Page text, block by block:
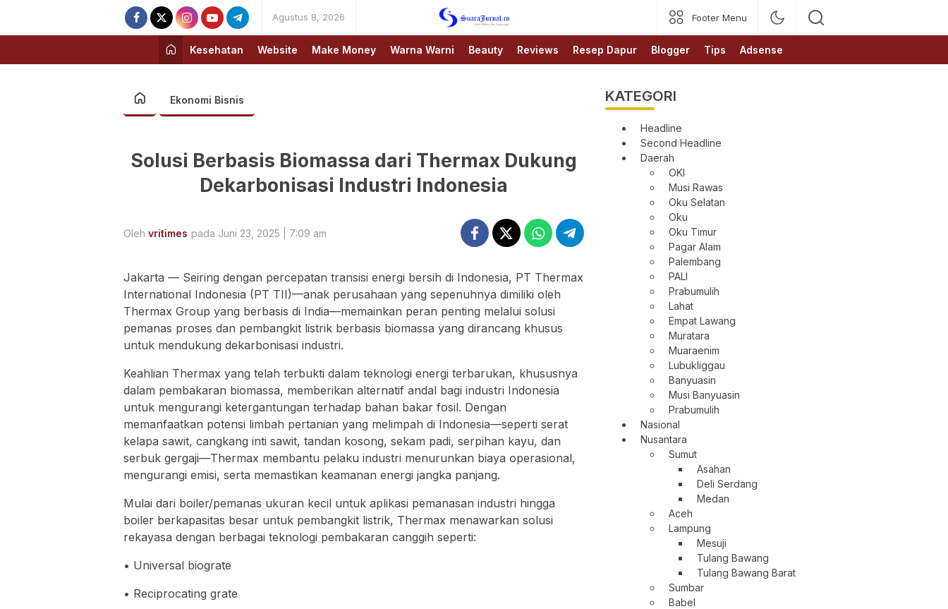
Agustus 8, 2026
SUARAJURNAL.CO
Footer Menu
Kesehatan Website Make Money Warna Warni Beauty Reviews Resep Dapur Blogger Tips Adsense
Ekonomi Bisnis
Solusi Berbasis Biomassa dari Thermax Dukung
Dekarbonisasi Industri Indonesia
Oleh vritimes pada Juni 23, 2025 | 7:09 am
Jakarta — Seiring dengan percepatan transisi energi bersih di Indonesia, PT Thermax
International Indonesia (PT TII)—anak perusahaan yang sepenuhnya dimiliki oleh
Thermax Group yang berbasis di India—memainkan peran penting melalui solusi
pemanas proses dan pembangkit listrik berbasis biomassa yang dirancang khusus
untuk mendukung dekarbonisasi industri.
Keahlian Thermax yang telah terbukti dalam teknologi energi terbarukan, khususnya
dalam pembakaran biomassa, memberikan alternatif andal bagi industri Indonesia
untuk mengurangi ketergantungan terhadap bahan bakar fosil. Dengan
memanfaatkan potensi limbah pertanian yang melimpah di Indonesia—seperti serat
kelapa sawit, cangkang inti sawit, tandan kosong, sekam padi, serpihan kayu, dan
serbuk gergaji—Thermax membantu pelaku industri menurunkan biaya operasional,
mengurangi emisi, serta memastikan keamanan energi jangka panjang.
Mulai dari boiler/pemanas ukuran kecil untuk aplikasi pemanasan industri hingga
boiler berkapasitas besar untuk pembangkit listrik, Thermax menawarkan solusi
rekayasa dengan berbagai teknologi pembakaran canggih seperti:
• Universal biograte
• Reciprocating grate
KATEGORI
Headline
Second Headline
Daerah
OKI
Musi Rawas
Oku Selatan
Oku
Oku Timur
Pagar Alam
Palembang
PALI
Prabumulih
Lahat
Empat Lawang
Muratara
Muaraenim
Lubukliggau
Banyuasin
Musi Banyuasin
Prabumulih
Nasional
Nusantara
Sumut
Asahan
Deli Serdang
Medan
Aceh
Lampung
Mesuji
Tulang Bawang
Tulang Bawang Barat
Sumbar
Babel